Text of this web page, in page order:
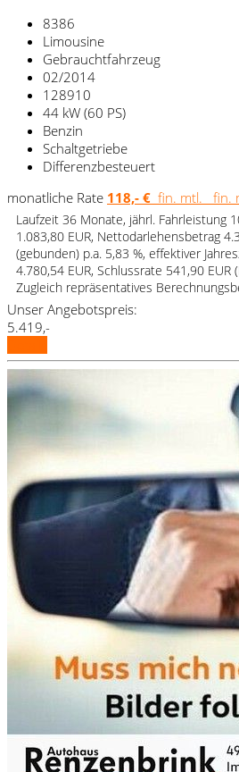
8386
Limousine
Gebrauchtfahrzeug
02/2014
128910
44 kW (60 PS)
Benzin
Schaltgetriebe
Differenzbesteuert
monatliche Rate 118,- € fin. mtl. fin.
Laufzeit 36 Monate, jährl. Fahrleistung
1.083,80 EUR, Nettodarlehensbetrag
(gebunden) p.a. 5,83 %, effektiver
4.780,54 EUR, Schlussrate 541,90 EUR
Zugleich repräsentatives
Unser Angebotspreis:
5.419,-